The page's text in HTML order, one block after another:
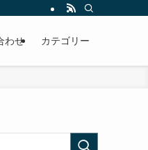
ます。
わせ カテゴリー